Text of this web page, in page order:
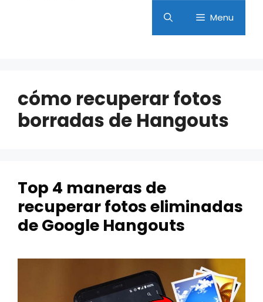
Menu
cómo recuperar fotos
borradas de Hangouts
Top 4 maneras de
recuperar fotos eliminadas
de Google Hangouts